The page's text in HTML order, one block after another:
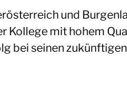
und
Kollege mit hohem
bei seinen